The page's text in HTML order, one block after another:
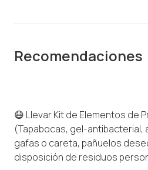
Recomendaciones
😷 Llevar Kit de Elementos de
(Tapabocas, gel-antibacterial,
gafas o careta, pañuelos
disposición de residuos